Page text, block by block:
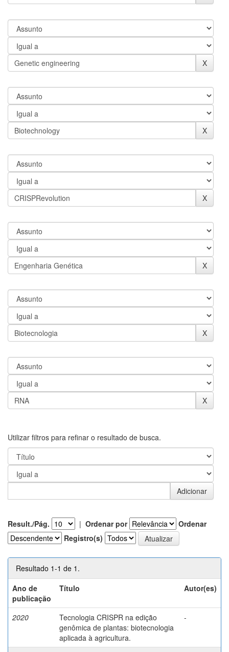
Utilizar filtros para refinar o resultado de busca.
Result./Pág. | Ordenar por
Ordenar
Registro(s)
Resultado 1-1 de 1.
Ano de
publicação
Título Autor(es)
2020
Tecnologia CRISPR na edição
genômica de plantas: biotecnologia
aplicada à agricultura.
-